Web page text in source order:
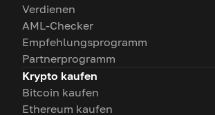
Verdienen
AML-Checker
Empfehlungsprogramm
Partnerprogramm
Krypto kaufen
Bitcoin kaufen
Ethereum kaufen